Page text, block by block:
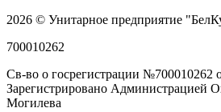
2026 © Унитарное предприятие
700010262
Св-во о госрегистрации №700010262
Зарегистрировано Администрацией
Могилева